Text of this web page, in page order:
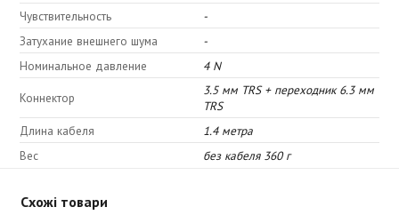
Чувствительность
-
Затухание внешнего шума
-
Номинальное давление
4 N
Коннектор
3.5 мм TRS + переходник 6.3 мм
TRS
Длина кабеля
1.4 метра
Вес
без кабеля 360 г
Схожі товари